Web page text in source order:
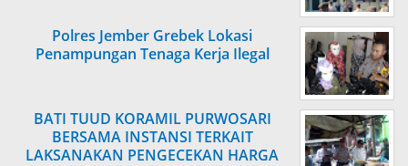
Polres Jember Grebek Lokasi
Penampungan Tenaga Kerja Ilegal
BATI TUUD KORAMIL PURWOSARI
BERSAMA INSTANSI TERKAIT
LAKSANAKAN PENGECEKAN HARGA